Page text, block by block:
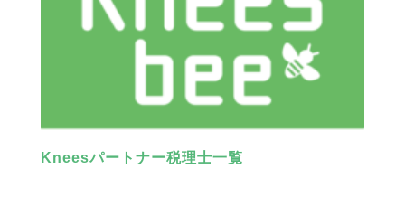
Kneesパートナー税理士一覧